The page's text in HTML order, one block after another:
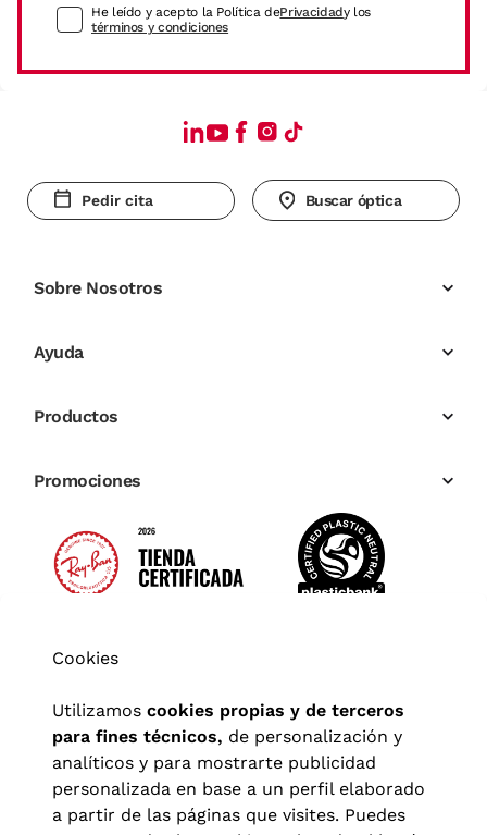
He leído y acepto la Política dePrivacidady los
términos y condiciones
Pedir cita Buscar óptica
Sobre Nosotros
Ayuda
Productos
Promociones
Cookies
Utilizamos cookies propias y de terceros
para fines técnicos, de personalización y
analíticos y para mostrarte publicidad
personalizada en base a un perfil elaborado
a partir de las páginas que visites. Puedes